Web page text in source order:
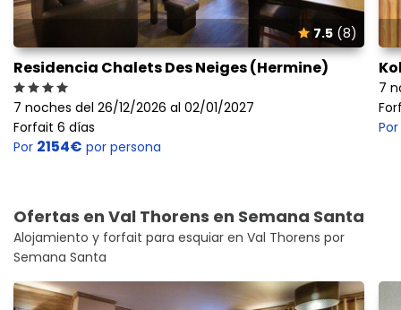
7.5(8)
Residencia Chalets Des Neiges (Hermine)
7 noches del 26/12/2026 al 02/01/2027
Forfait 6 días
Por 2154€ por persona
7
Por
Ofertas en Val Thorens en Semana Santa
Alojamiento y forfait para esquiar en Val Thorens por
Semana Santa